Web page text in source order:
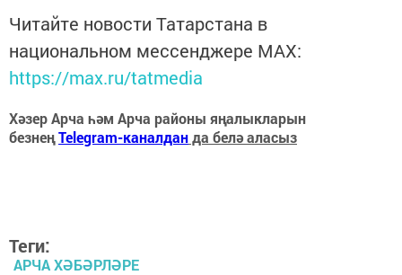
Читайте новости Татарстана в
национальном мессенджере MАХ:
https://max.ru/tatmedia
Хәзер Арча һәм Арча районы яңалыкларын
безнеңTelegram-каналданда белә аласыз
Теги:
АРЧА ХӘБӘРЛӘРЕ